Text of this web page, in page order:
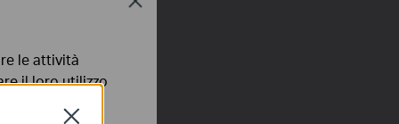
Close
le attività
il loro utilizzo